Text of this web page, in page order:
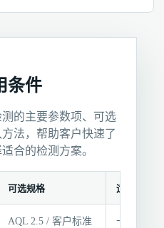
条件
的主要参数项、可选
法，帮助客户快速了
合的检测方案。
可选规格 适用条件
AQL 2.5 / 客户标准
一般外观